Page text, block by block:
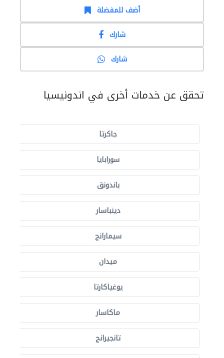
أضف للمفضلة
شارك
شارك
تحقق عن خدمات أخرى في اندونيسيا
جاكرتا
سورابايا
باندونق
دينباسار
سيمارانج
ميدان
يوغياكارتا
ماكاسار
تانجيرانج